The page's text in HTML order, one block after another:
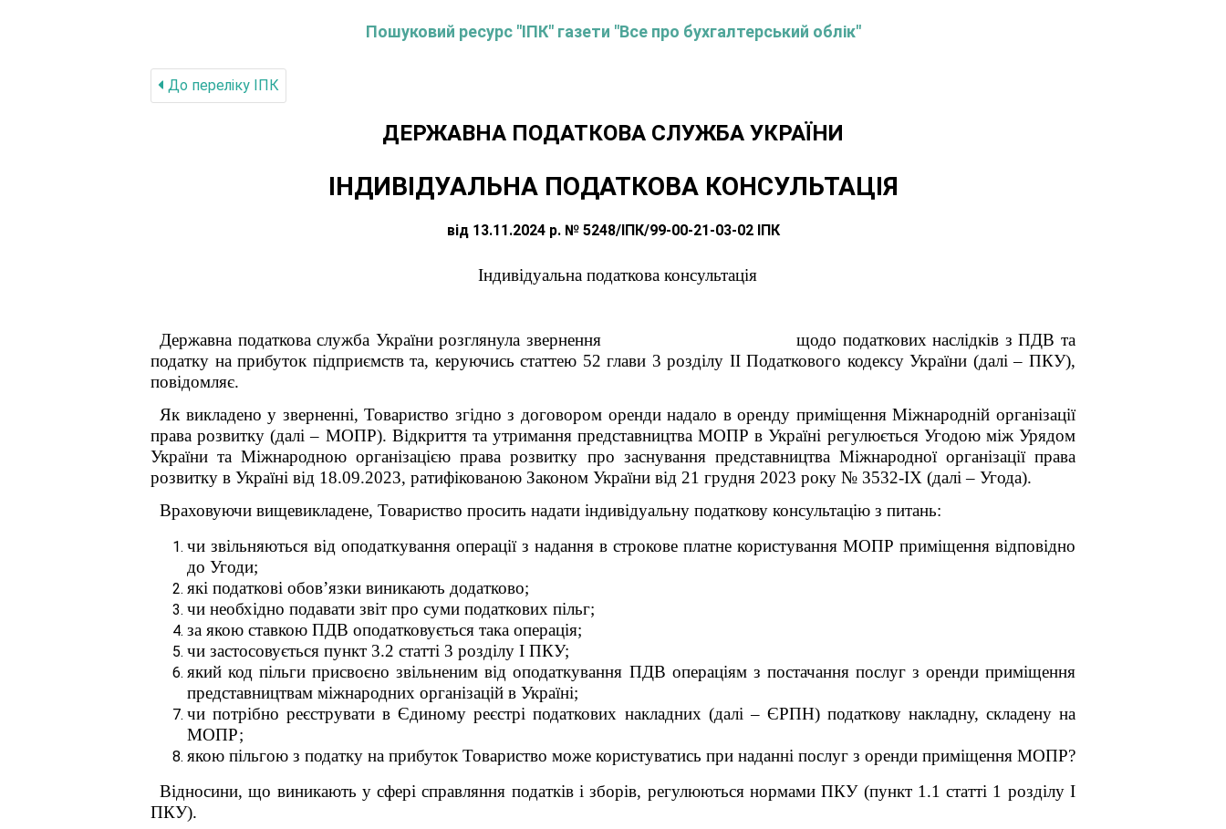
Пошуковий ресурс "ІПК" газети "Все про бухгалтерський облік"
До переліку IПК
ДЕРЖАВНА ПОДАТКОВА СЛУЖБА УКРАЇНИ
ІНДИВІДУАЛЬНА ПОДАТКОВА КОНСУЛЬТАЦІЯ
від 13.11.2024 р. № 5248/ІПК/99-00-21-03-02 ІПК
Індивідуальна податкова консультація
Державна податкова служба України розглянула звернення щодо податкових наслідків з ПДВ та
податку на прибуток підприємств та, керуючись статтею 52 глави 3 розділу ІІ Податкового кодексу України (далі – ПКУ),
повідомляє.
Як викладено у зверненні, Товариство згідно з договором оренди надало в оренду приміщення Міжнародній організації
права розвитку (далі – МОПР). Відкриття та утримання представництва МОПР в Україні регулюється Угодою між Урядом
України та Міжнародною організацією права розвитку про заснування представництва Міжнародної організації права
розвитку в Україні від 18.09.2023, ратифікованою Законом України від 21 грудня 2023 року № 3532-IX (далі – Угода).
Враховуючи вищевикладене, Товариство просить надати індивідуальну податкову консультацію з питань:
чи звільняються від оподаткування операції з надання в строкове платне користування МОПР приміщення відповідно
до Угоди;
які податкові обов’язки виникають додатково;
чи необхідно подавати звіт про суми податкових пільг;
за якою ставкою ПДВ оподатковується така операція;
чи застосовується пункт 3.2 статті 3 розділу І ПКУ;
який код пільги присвоєно звільненим від оподаткування ПДВ операціям з постачання послуг з оренди приміщення
представництвам міжнародних організацій в Україні;
чи потрібно реєструвати в Єдиному реєстрі податкових накладних (далі – ЄРПН) податкову накладну, складену на
МОПР;
якою пільгою з податку на прибуток Товариство може користуватись при наданні послуг з оренди приміщення МОПР?
Відносини, що виникають у сфері справляння податків і зборів, регулюються нормами ПКУ (пункт 1.1 статті 1 розділу I
ПКУ).